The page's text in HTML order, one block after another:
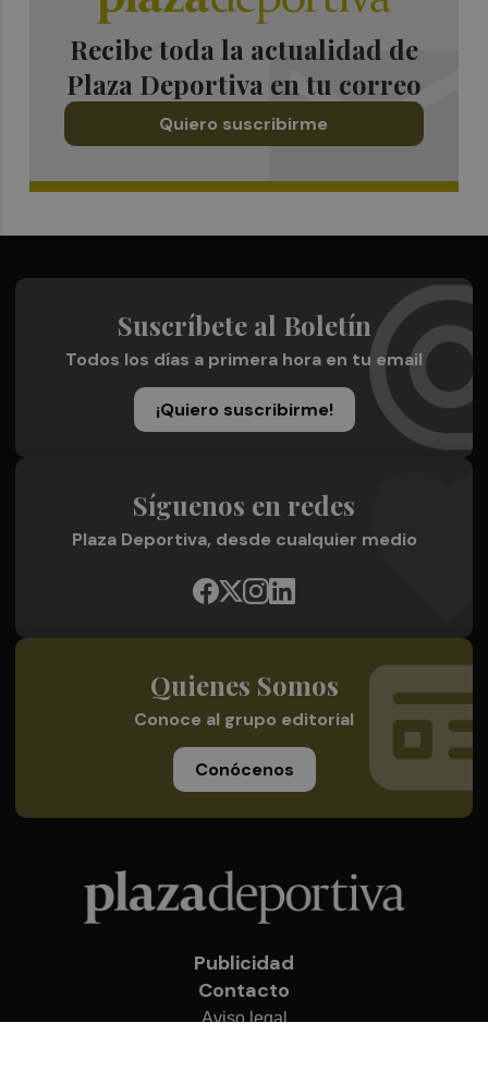
Recibe toda la actualidad de
Plaza Deportiva en tu correo
Quiero suscribirme
Suscríbete al Boletín
Todos los días a primera hora en tu email
¡Quiero suscribirme!
Síguenos en redes
Plaza Deportiva, desde cualquier medio
Quienes Somos
Conoce al grupo editorial
Conócenos
Publicidad
Contacto
Aviso legal